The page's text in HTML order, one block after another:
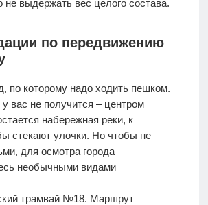
не выдержать вес целого состава.
по передвижению
по которому надо ходить пешком.
вас не получится – центром
набережная реки, к
стекают улочки. Но чтобы не
для осмотра города
необычными видами
трамвай №18. Маршрут